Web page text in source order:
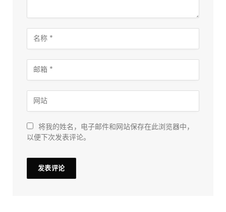
将我的姓名，电子邮件和网站保存在此浏览器中，
以便下次发表评论。